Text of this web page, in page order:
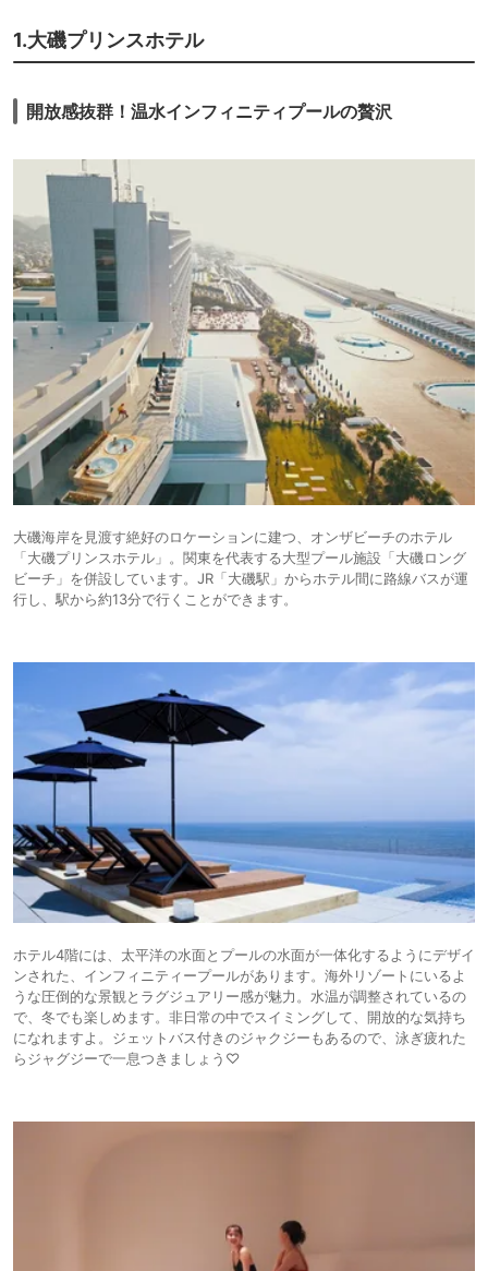
1.大磯プリンスホテル
開放感抜群！温水インフィニティプールの贅沢
大磯海岸を見渡す絶好のロケーションに建つ、オンザビーチのホテル
「大磯プリンスホテル」。関東を代表する大型プール施設「大磯ロング
ビーチ」を併設しています。JR「大磯駅」からホテル間に路線バスが運
行し、駅から約13分で行くことができます。
ホテル4階には、太平洋の水面とプールの水面が一体化するようにデザイ
ンされた、インフィニティープールがあります。海外リゾートにいるよ
うな圧倒的な景観とラグジュアリー感が魅力。水温が調整されているの
で、冬でも楽しめます。非日常の中でスイミングして、開放的な気持ち
になれますよ。ジェットバス付きのジャクジーもあるので、泳ぎ疲れた
らジャグジーで一息つきましょう♡